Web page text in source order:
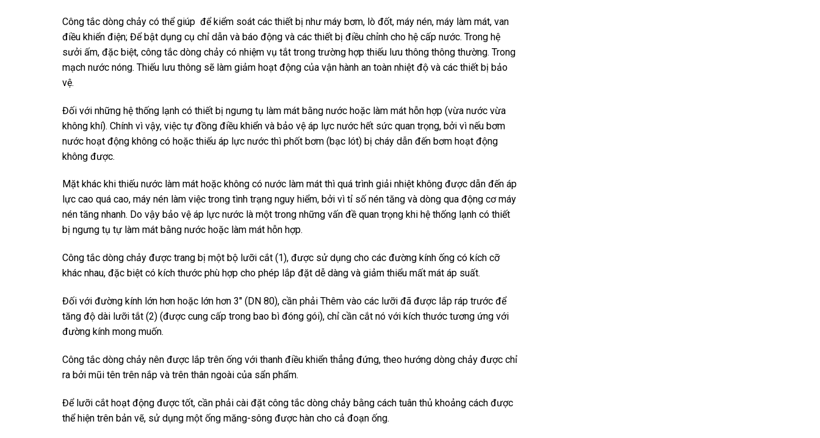
Công tắc dòng chảy có thể giúp để kiểm soát các thiết bị như máy bơm, lò đốt, máy nén, máy làm mát, van
điều khiển điện; Để bật dụng cụ chỉ dẫn và báo động và các thiết bị điều chỉnh cho hệ cấp nước. Trong hệ
sưởi ấm, đặc biệt, công tắc dòng chảy có nhiệm vụ tắt trong trường hợp thiếu lưu thông thông thường. Trong
mạch nước nóng. Thiếu lưu thông sẽ làm giảm hoạt động của vận hành an toàn nhiệt độ và các thiết bị bảo
vệ.
Đối với những hệ thống lạnh có thiết bị ngưng tụ làm mát bằng nước hoặc làm mát hỗn hợp (vừa nước vừa
không khí). Chính vì vậy, việc tự đồng điều khiển và bảo vệ áp lực nước hết sức quan trọng, bởi vì nếu bơm
nước hoạt động không có hoặc thiếu áp lực nước thì phốt bơm (bạc lót) bị cháy dẫn đến bơm hoạt động
không được.
Mặt khác khi thiếu nước làm mát hoặc không có nước làm mát thì quá trình giải nhiệt không được dẫn đến áp
lực cao quá cao, máy nén làm việc trong tình trạng nguy hiểm, bởi vì tỉ số nén tăng và dòng qua động cơ máy
nén tăng nhanh. Do vậy bảo vệ áp lực nước là một trong những vấn đề quan trọng khi hệ thống lạnh có thiết
bị ngưng tụ tự làm mát bằng nước hoặc làm mát hỗn hợp.
Công tắc dòng chảy được trang bị một bộ lưỡi cắt (1), được sử dụng cho các đường kính ống có kích cỡ
khác nhau, đặc biệt có kích thước phù hợp cho phép lắp đặt dễ dàng và giảm thiểu mất mát áp suất.
Đối với đường kính lớn hơn hoặc lớn hơn 3″ (DN 80), cần phải Thêm vào các lưỡi đã được lắp ráp trước để
tăng độ dài lưỡi tắt (2) (được cung cấp trong bao bì đóng gói), chỉ cần cắt nó với kích thước tương ứng với
đường kính mong muốn.
Công tắc dòng chảy nên được lắp trên ống với thanh điều khiển thẳng đứng, theo hướng dòng chảy được chỉ
ra bởi mũi tên trên nắp và trên thân ngoài của sẩn phẩm.
Để lưỡi cắt hoạt động được tốt, cần phải cài đặt công tắc dòng chảy bằng cách tuân thủ khoảng cách được
thể hiện trên bản vẽ, sử dụng một ống măng-sông được hàn cho cả đoạn ống.